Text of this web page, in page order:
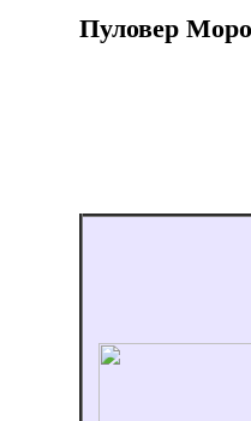
Пуловер